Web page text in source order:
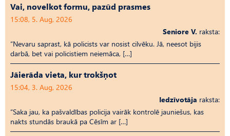
Vai, novelkot formu, pazūd prasmes
15:08, 5. Aug, 2026
Seniore V. raksta:
“Nevaru saprast, kā policists var nosist cilvēku. Jā, neesot bijis
darbā, bet vai policistiem neiemāca, […]
Jāierāda vieta, kur trokšņot
15:04, 3. Aug, 2026
Iedzīvotāja raksta:
“Saka jau, ka pašvaldības policija vairāk kontrolē jauniešus, kas
nakts stundās braukā pa Cēsīm ar […]